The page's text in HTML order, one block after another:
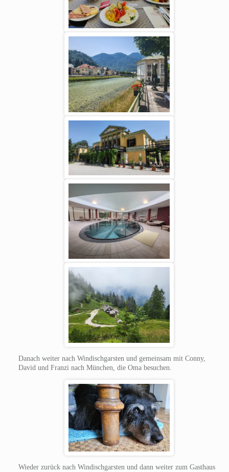
Danach weiter nach Windischgarsten und gemeinsam mit Conny,
David und Franzi nach München, die Oma besuchen.
Wieder zurück nach Windischgarsten und dann weiter zum Gasthaus